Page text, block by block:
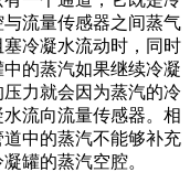
流量传感器之间蒸气
冷凝水流动时，同时
的蒸汽如果继续冷凝
力就会因为蒸汽的冷
流向流量传感器。相
中的蒸汽不能够补充
罐的蒸汽空腔。